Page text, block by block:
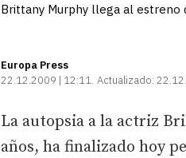
Brittany Murphy llega al
Europa Press
22.12.2009 | 12:11 Actualizado:
La autopsia a la actriz
años, ha finalizado hoy